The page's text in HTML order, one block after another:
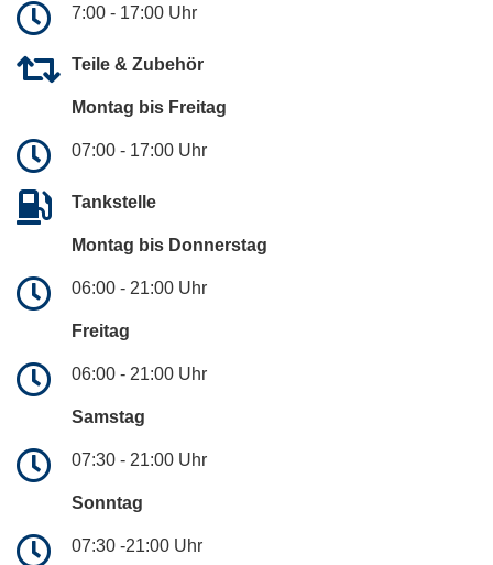
7:00 - 17:00 Uhr
Teile & Zubehör
Montag bis Freitag
07:00 - 17:00 Uhr
Tankstelle
Montag bis Donnerstag
06:00 - 21:00 Uhr
Freitag
06:00 - 21:00 Uhr
Samstag
07:30 - 21:00 Uhr
Sonntag
07:30 -21:00 Uhr